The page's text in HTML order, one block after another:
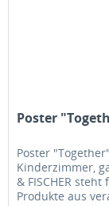
Poster
Poster
Kinderzimmer,
& FISCHER
Produkte aus